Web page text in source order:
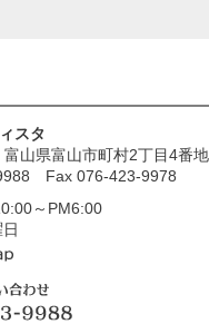
スタ
山県富山市町村2丁目4番地
Fax 076-423-9978
～PM6:00